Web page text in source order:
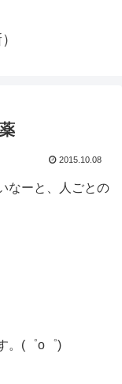
2015.10.08
なーと、人ごとの
。(゜o゜)